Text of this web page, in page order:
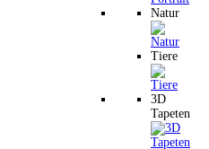
Natur
Tiere
3D
Tapeten